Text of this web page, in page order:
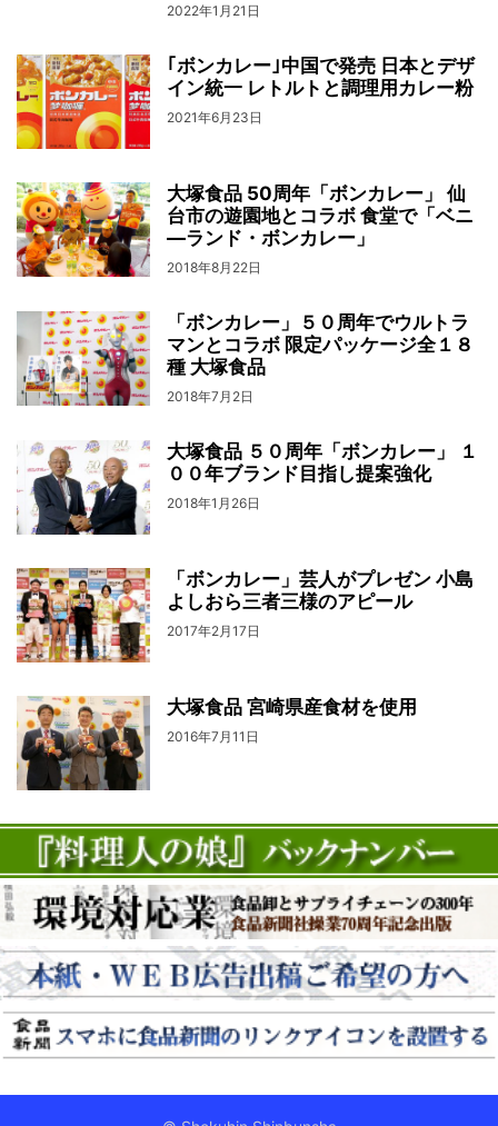
2022年1月21日
｢ボンカレー｣中国で発売 日本とデザ
イン統一 レトルトと調理用カレー粉
2021年6月23日
大塚食品 50周年「ボンカレー」 仙
台市の遊園地とコラボ 食堂で「ベニ
―ランド・ボンカレー」
2018年8月22日
「ボンカレー」５０周年でウルトラ
マンとコラボ 限定パッケージ全１８
種 大塚食品
2018年7月2日
大塚食品 ５０周年「ボンカレー」 １
００年ブランド目指し提案強化
2018年1月26日
「ボンカレー」芸人がプレゼン 小島
よしおら三者三様のアピール
2017年2月17日
大塚食品 宮崎県産食材を使用
2016年7月11日